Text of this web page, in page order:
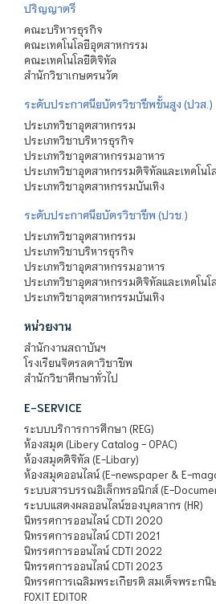
ปริญญาตรี
คณะบริหารธุรกิจ
คณะเทคโนโลยีอุตสาหกรรม
คณะเทคโนโลยีดิจิทัล
สำนักวิชาเกษตรนวัต
ระดับประกาศนียบัตรวิชาชีพชั้นสูง (ปวส.)
ประเภทวิชาอุตสาหกรรม
ประเภทวิชาบริหารธุรกิจ
ประเภทวิชาอุตสาหกรรมอาหาร
ประเภทวิชาอุตสาหกรรมดิจิทัลและเทคโนโ
ประเภทวิชาอุตสาหกรรมบันเทิง
ระดับประกาศนียบัตรวิชาชีพ (ปวช.)
ประเภทวิชาอุตสาหกรรม
ประเภทวิชาบริหารธุรกิจ
ประเภทวิชาอุตสาหกรรมอาหาร
ประเภทวิชาอุตสาหกรรมดิจิทัลและเทคโนโ
ประเภทวิชาอุตสาหกรรมบันเทิง
หน่วยงาน
สำนักงานสถาบันฯ
โรงเรียนจิตรลดาวิชาชีพ
สำนักวิชาศึกษาทั่วไป
E-SERVICE
ระบบบริการการศึกษา (REG)
ห้องสมุด (Libery Catalog - OPAC)
ห้องสมุดดิจิทัล (E-Libary)
ห้องสมุดออนไลน์ (E-newspaper & E-
ระบบสารบรรณอิเล็กทรอนิกส์ (E-
ระบบแสดงผลออนไลน์ของบุคลากร (HR)
นิทรรศการออนไลน์ CDTI 2020
นิทรรศการออนไลน์ CDTI 2021
นิทรรศการออนไลน์ CDTI 2022
นิทรรศการออนไลน์ CDTI 2023
นิทรรศการเฉลิมพระเกียรติ สมเด็จพระกนิ
FOXIT EDITOR